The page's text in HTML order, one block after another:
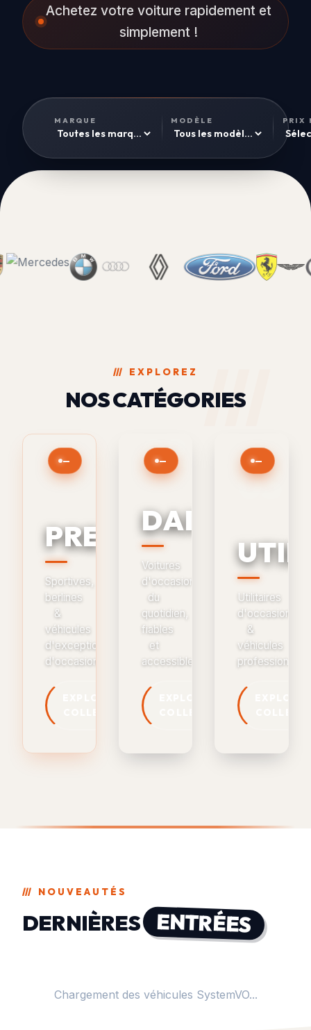
Achetez votre voiture rapidement et
simplement !
MARQUE MODÈLE PRIX
/// EXPLOREZ
NOS CATÉGORIES
—
PRESTIGE
Sportives,
berlines
&
véhicules
d'exception
d'occasion
—
DAILY
Voitures
d'occasion
du
quotidien,
fiables
et
accessibles
—
Utilitaires
d'occasion
&
véhicules
professionnels
/// NOUVEAUTÉS
DERNIÈRES ENTRÉES
Chargement des véhicules SystemVO...